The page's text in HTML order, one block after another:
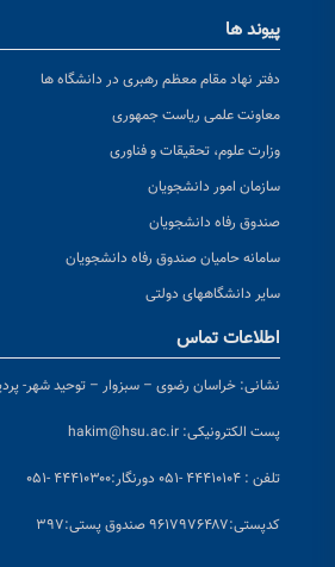
پیوند ها
دفتر نهاد مقام معظم رهبری در دانشگاه ها
معاونت علمی ریاست جمهوری
وزارت علوم، تحقیقات و فناوری
سازمان امور دانشجویان
صندوق رفاه دانشجویان
سامانه حامیان صندوق رفاه دانشجویان
سایر دانشگاههای دولتی
اطلاعات تماس
نشانی: خراسان رضوی – سبزوار – توحید شهر-
پست الکترونیکی: hakim@hsu.ac.ir
تلفن : ۴۴۴۱۰۱۰۴ -۰۵۱ دورنگار:۴۴۴۱۰۳۰۰ -۰۵۱
کدپستی:۹۶۱۷۹۷۶۴۸۷ صندوق پستی:۳۹۷